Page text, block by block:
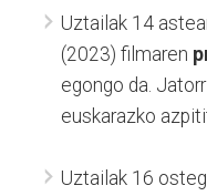
Uztailak 14
(2023) filmaren
egongo da.
euskarazko
Uztailak 16